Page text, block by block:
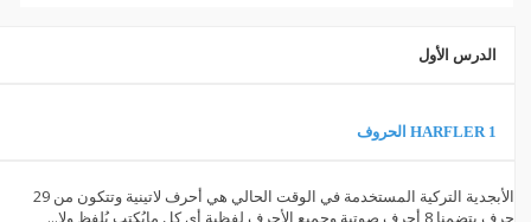
الدرس الأول
1 HARFLER الحروف
الأبجدية التركية المستخدمة في الوقت الحالي هي أحرف لاتينية وتتكون من 29
حرف يتضمنا 8 أحرف صوتية وجميع الأحرف لفظية أي كل مايُكتب يُلفظ ولا...